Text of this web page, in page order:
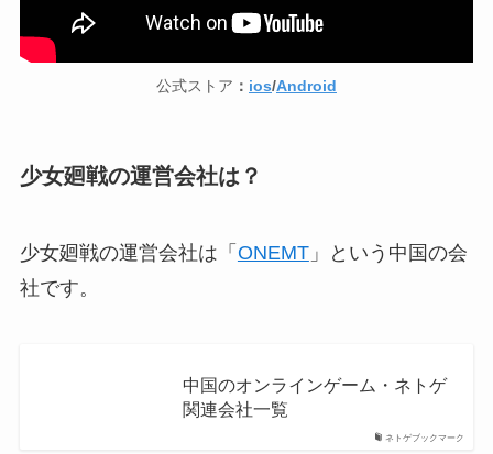
公式ストア ： ios/Android
少女廻戦の運営会社は？
少女廻戦の運営会社は「 ONEMT」という中国の会
社です。
ネトゲブックマーク
中国のオンラインゲーム・ネトゲ
関連会社一覧